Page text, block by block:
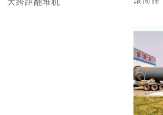
大跨距翻堆机